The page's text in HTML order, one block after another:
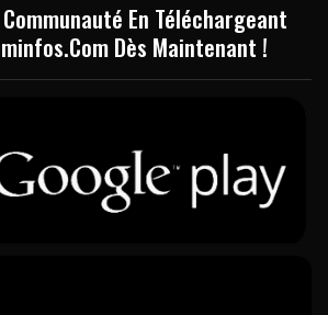
En Téléchargeant
Dès Maintenant !